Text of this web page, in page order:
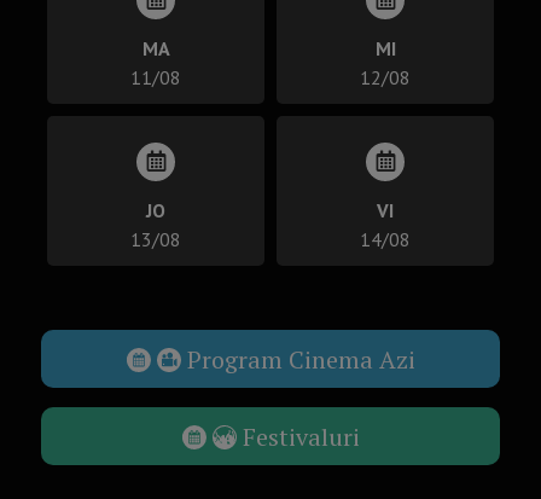
MA
11/08
MI
12/08
JO
13/08
VI
14/08
Program Cinema Azi
Festivaluri